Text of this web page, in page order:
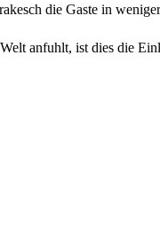
die Gaste in
anfuhlt, ist dies die